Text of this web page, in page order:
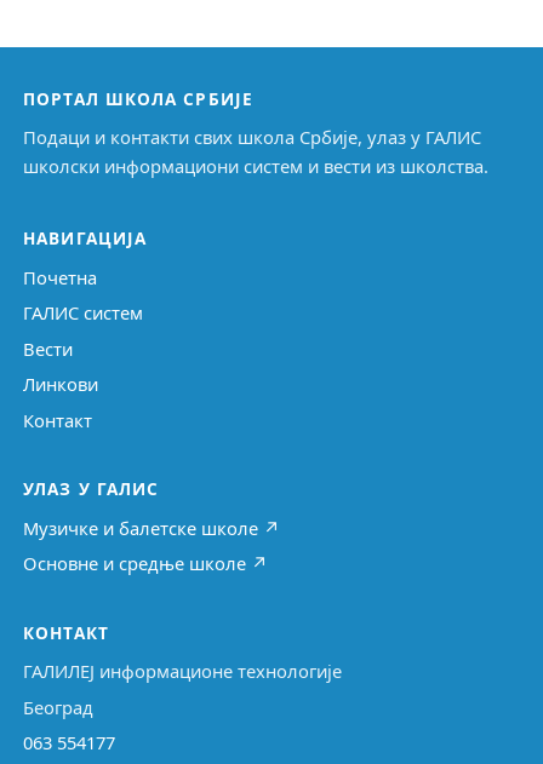
ПОРТАЛ ШКОЛА СРБИЈЕ
Подаци и контакти свих школа Србије, улаз у ГАЛИС
школски информациони систем и вести из школства.
НАВИГАЦИЈА
Почетна
ГАЛИС систем
Вести
Линкови
Контакт
УЛАЗ У ГАЛИС
Музичке и балетске школе ↗
Основне и средње школе ↗
КОНТАКТ
ГАЛИЛЕЈ информационе технологије
Београд
063 554177